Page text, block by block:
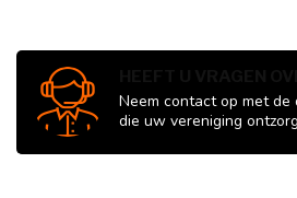
Neem contact op met
die uw vereniging